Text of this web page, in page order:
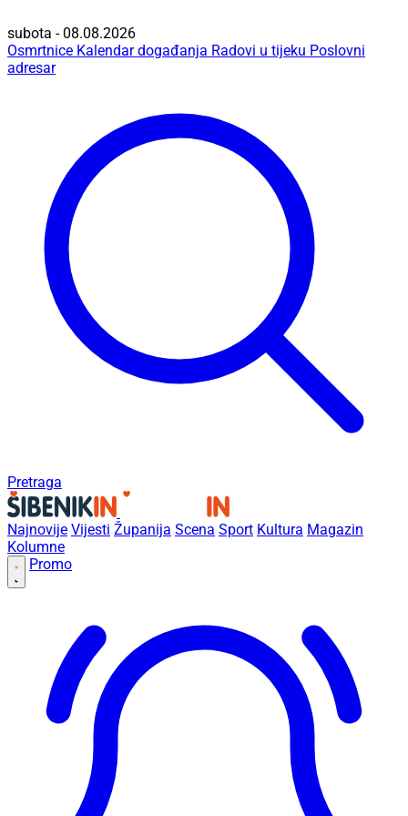
subota - 08.08.2026
Osmrtnice Kalendar događanja Radovi u tijeku Poslovni
adresar
Pretraga
Najnovije Vijesti Županija Scena Sport Kultura Magazin
Kolumne
Promo